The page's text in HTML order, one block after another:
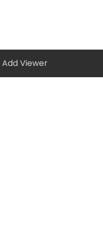
Add Viewer